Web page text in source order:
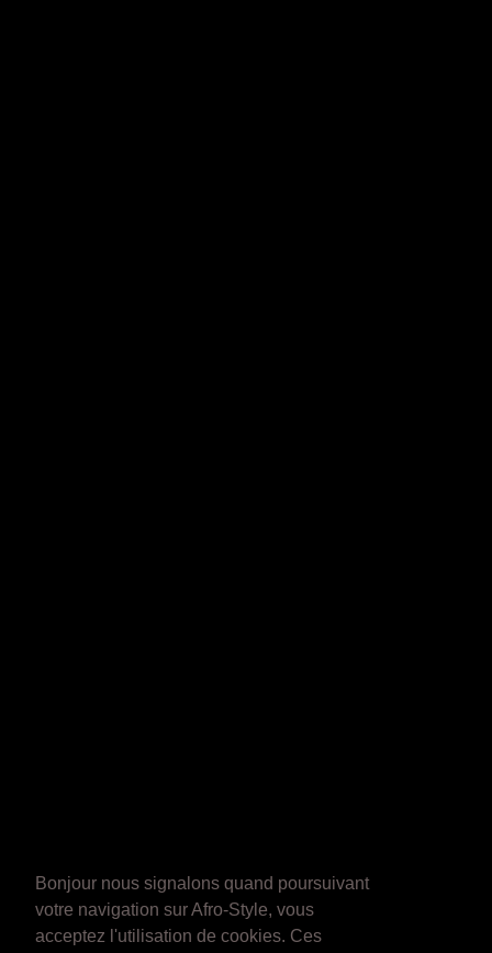
Bonjour nous signalons quand poursuivant
votre navigation sur Afro-Style, vous
acceptez l'utilisation de cookies. Ces